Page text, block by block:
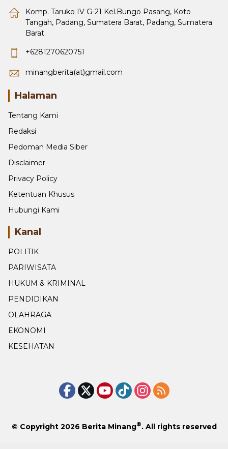
Komp. Taruko IV G-21 Kel.Bungo Pasang, Koto
Tangah, Padang, Sumatera Barat, Padang, Sumatera
Barat.
+6281270620751
minangberita(at)gmail.com
Halaman
Tentang Kami
Redaksi
Pedoman Media Siber
Disclaimer
Privacy Policy
Ketentuan Khusus
Hubungi Kami
Kanal
POLITIK
PARIWISATA
HUKUM & KRIMINAL
PENDIDIKAN
OLAHRAGA
EKONOMI
KESEHATAN
© Copyright 2026 Berita Minang®. All rights reserved